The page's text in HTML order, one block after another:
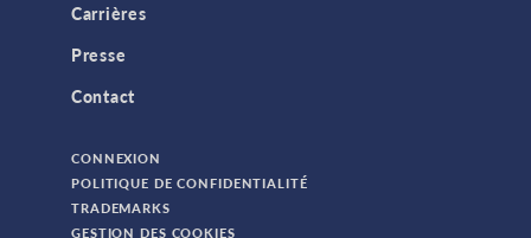
Carrières
Presse
Contact
CONNEXION
POLITIQUE DE CONFIDENTIALITÉ
TRADEMARKS
GESTION DES COOKIES